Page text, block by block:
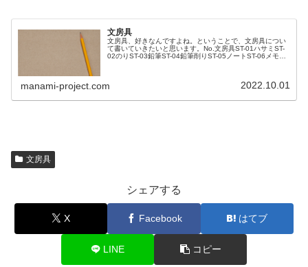
文房具
文房具、好きなんですよね。ということで、文房具につい
て書いていきたいと思います。No.文房具ST-01ハサミST-
02のりST-03鉛筆ST-04鉛筆削りST-05ノートST-06メモ帳
manami-project.com 2022.10.01
文房具
シェアする
X Facebook はてブ
LINE コピー